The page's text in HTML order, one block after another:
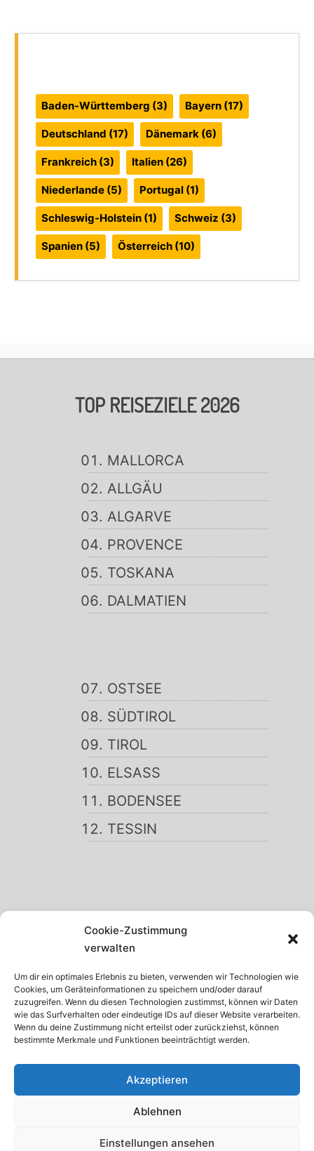
Cookie-Zustimmung
verwalten
Um dir ein optimales Erlebnis zu bieten, verwenden wir Technologien wie
Cookies, um Geräteinformationen zu speichern und/oder darauf
zuzugreifen. Wenn du diesen Technologien zustimmst, können wir Daten
wie das Surfverhalten oder eindeutige IDs auf dieser Website verarbeiten.
Wenn du deine Zustimmung nicht erteilst oder zurückziehst, können
bestimmte Merkmale und Funktionen beeinträchtigt werden.
Akzeptieren
Ablehnen
Einstellungen ansehen
Baden-Württemberg (3) Bayern(17)
Deutschland (17) Dänemark(6)
Frankreich(3) Italien(26)
Niederlande(5) Portugal(1)
Schleswig-Holstein(1) Schweiz (3)
Spanien(5) Österreich(10)
TOP REISEZIELE 2026
MALLORCA
ALLGÄU
ALGARVE
PROVENCE
TOSKANA
DALMATIEN
OSTSEE
SÜDTIROL
TIROL
ELSASS
BODENSEE
TESSIN
SCHWARZWALD
GARDASEE
MADEIRA
TENERIFFA
KRETA